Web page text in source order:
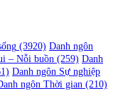
(3920) Danh ngôn
– Nỗi buồn (259) Danh
Danh ngôn Sự nghiệp
ngôn Thời gian (210)